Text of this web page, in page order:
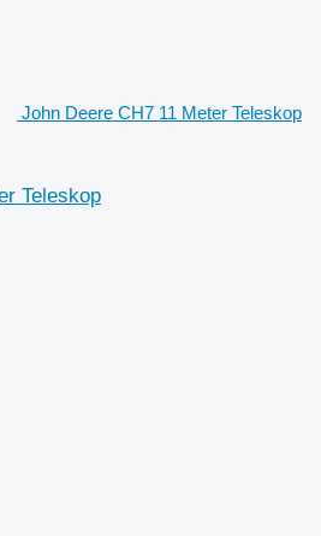
John Deere CH7 11 Meter Teleskop
Teleskop